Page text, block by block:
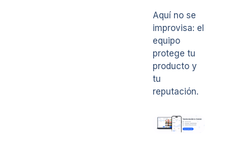
Aquí no se
improvisa: el
equipo
protege tu
producto y
tu
reputación.